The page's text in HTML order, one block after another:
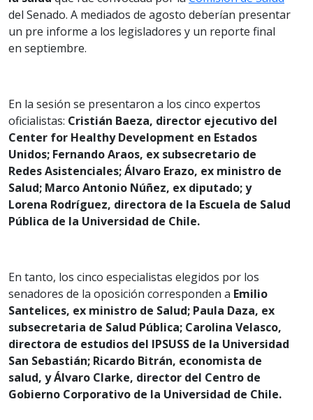
del Senado. A mediados de agosto deberían presentar
un pre informe a los legisladores y un reporte final
en septiembre.
En la sesión se presentaron a los cinco expertos
oficialistas: Cristián Baeza, director ejecutivo del
Center for Healthy Development en Estados
Unidos; Fernando Araos, ex subsecretario de
Redes Asistenciales; Álvaro Erazo, ex ministro de
Salud; Marco Antonio Núñez, ex diputado; y
Lorena Rodríguez, directora de la Escuela de Salud
Pública de la Universidad de Chile.
En tanto, los cinco especialistas elegidos por los
senadores de la oposición corresponden a Emilio
Santelices, ex ministro de Salud; Paula Daza, ex
subsecretaria de Salud Pública; Carolina Velasco,
directora de estudios del IPSUSS de la Universidad
San Sebastián; Ricardo Bitrán, economista de
salud, y Álvaro Clarke, director del Centro de
Gobierno Corporativo de la Universidad de Chile.